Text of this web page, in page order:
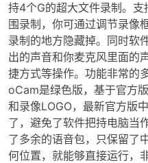
爱
破
持4个G的超大文件录制。
围录制，你可通过调节录像
录制的地方隐藏掉。同时软
出的声音和你麦克风里面的
捷方式等操作。功能非常的
oCam是绿色版，基于官方
和录像LOGO，最新官方版
了，避免了软件把持电脑当
了多余的语音包，只保留了
何位置，就能够直接运行，